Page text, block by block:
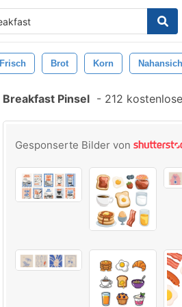
Frisch Brot Korn
Breakfast Pinsel - 212
Gesponserte Bilder von